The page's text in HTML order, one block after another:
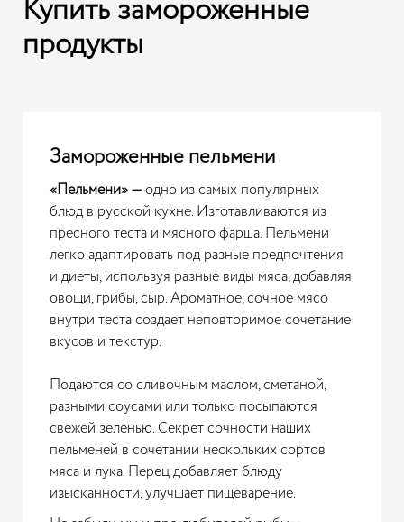
Купить замороженные
продукты
Замороженные пельмени
«Пельмени» —одно из самых популярных
блюд в русской кухне. Изготавливаются из
пресного теста и мясного фарша. Пельмени
легко адаптировать под разные предпочтения
и диеты, используя разные виды мяса, добавляя
овощи, грибы, сыр. Ароматное, сочное мясо
внутри теста создает неповторимое сочетание
вкусов и текстур.
Подаются со сливочным маслом, сметаной,
разными соусами или только посыпаются
свежей зеленью. Секрет сочности наших
пельменей в сочетании нескольких сортов
мяса и лука. Перец добавляет блюду
изысканности, улучшает пищеварение.